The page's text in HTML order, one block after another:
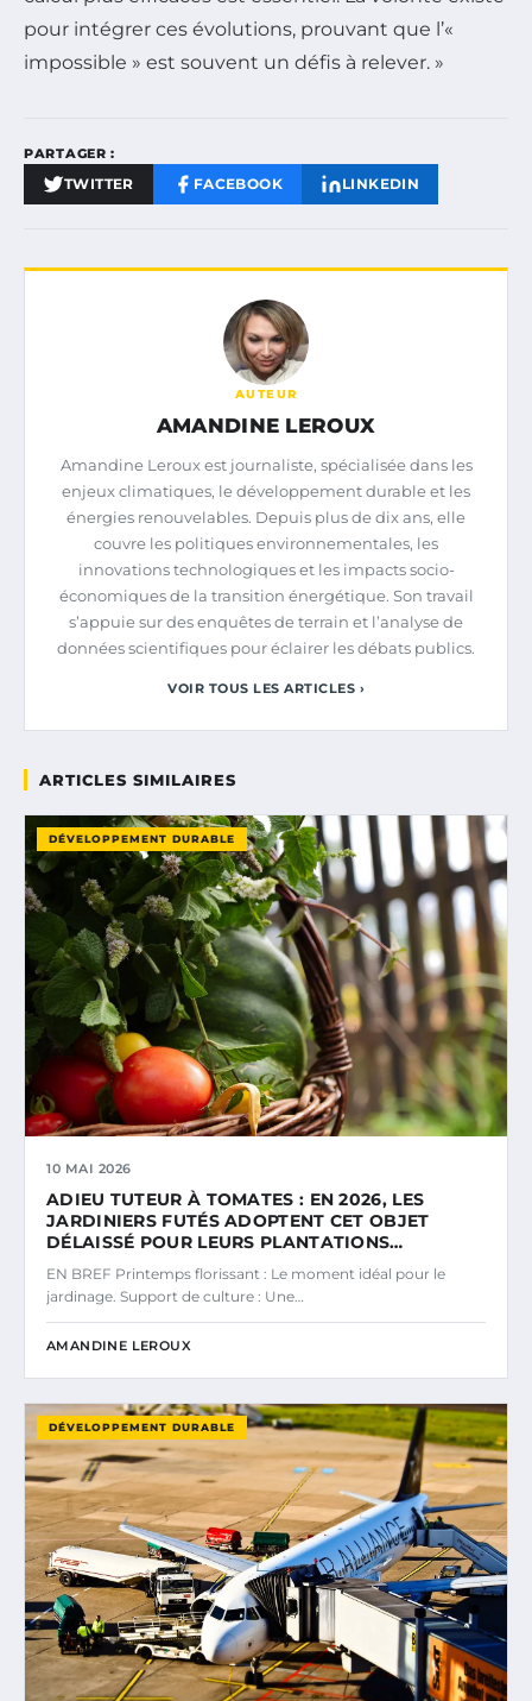
pour intégrer ces évolutions, prouvant que l’«
impossible » est souvent un défis à relever. »
PARTAGER :
TWITTER FACEBOOK LINKEDIN
AUTEUR
AMANDINE LEROUX
Amandine Leroux est journaliste, spécialisée dans les
enjeux climatiques, le développement durable et les
énergies renouvelables. Depuis plus de dix ans, elle
couvre les politiques environnementales, les
innovations technologiques et les impacts socio-
économiques de la transition énergétique. Son travail
s’appuie sur des enquêtes de terrain et l’analyse de
données scientifiques pour éclairer les débats publics.
VOIR TOUS LES ARTICLES ›
ARTICLES SIMILAIRES
DÉVELOPPEMENT DURABLE
10 MAI 2026
ADIEU TUTEUR À TOMATES : EN 2026, LES
JARDINIERS FUTÉS ADOPTENT CET OBJET
DÉLAISSÉ POUR LEURS PLANTATIONS…
EN BREF Printemps florissant : Le moment idéal pour le
jardinage. Support de culture : Une…
AMANDINE LEROUX
DÉVELOPPEMENT DURABLE